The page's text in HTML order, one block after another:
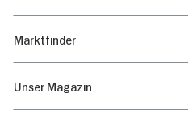
Marktfinder
Unser Magazin